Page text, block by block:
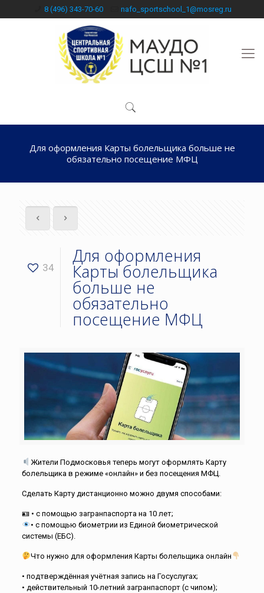
8 (496) 343-70-60 nafo_sportschool_1@mosreg.ru
Для оформления Карты болельщика больше не
обязательно посещение МФЦ
34
Для оформления
Карты болельщика
больше не
обязательно
посещение МФЦ
Жители Подмосковья теперь могут оформлять Карту
болельщика в режиме «онлайн» и без посещения МФЦ.
Сделать Карту дистанционно можно двумя способами:
🪪 • с помощью загранпаспорта на 10 лет;
• с помощью биометрии из Единой биометрической
системы (ЕБС).
Что нужно для оформления Карты болельщика онлайн
• подтверждённая учётная запись на Госуслугах;
• действительный 10-летний загранпаспорт (с чипом);